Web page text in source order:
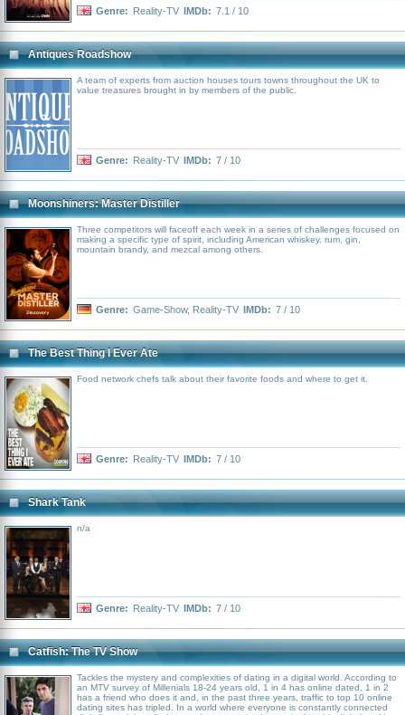
Genre: Reality-TV IMDb: 7.1 / 10
Antiques Roadshow
A team of experts from auction houses tours towns throughout the UK to
value treasures brought in by members of the public.
Genre: Reality-TV IMDb: 7 / 10
Moonshiners: Master Distiller
Three competitors will faceoff each week in a series of challenges focused on
making a specific type of spirit, including American whiskey, rum, gin,
mountain brandy, and mezcal among others.
Genre: Game-Show, Reality-TV IMDb: 7 / 10
The Best Thing I Ever Ate
Food network chefs talk about their favorite foods and where to get it.
Genre: Reality-TV IMDb: 7 / 10
Shark Tank
n/a
Genre: Reality-TV IMDb: 7 / 10
Catfish: The TV Show
Tackles the mystery and complexities of dating in a digital world. According to
an MTV survey of Millenials 18-24 years old, 1 in 4 has online dated, 1 in 2
has a friend who does it and, in the past three years, traffic to top 10 online
dating sites has tripled. In a world where everyone is constantly connected